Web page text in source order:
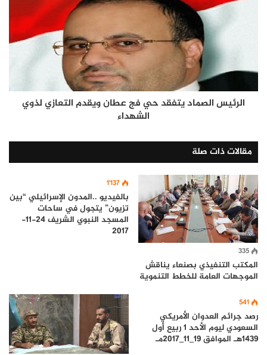
الرئيس الصماد يتفقد حي فج عطان ويقدم التعازي لذوي
الشهداء
مقالات ذات صلة
335
المكتب التنفيذي بصنعاء يناقش
الموجهات العامة للخطط التنموية
1٬137
بالفيديو ..المدون الإسرائيلي “بين
تزيون” يتجول في ساحات
المسجد النبوي الشريف 24-11-
2017
541
رصد جرائم العدوان الأمريكي
السعودي ليوم الأحد 1 ربيع أول
1439هـ الموافق 19_11_2017مـ